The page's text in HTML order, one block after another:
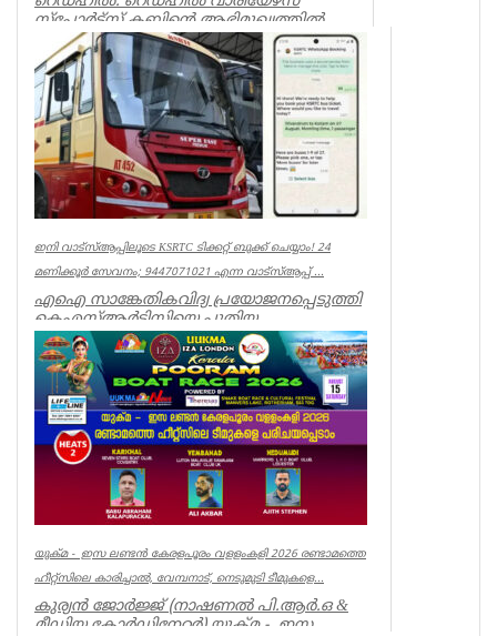
സ്പോർട്സ് ക്ലബ്ബിന്റെ ആഭിമുഖ്യത്തിൽ
സംഘടിപ്പിക്കുന്ന ‘വാരിയേഴ്സ് കപ...
Associations
ഇനി വാട്‌സ്ആപ്പിലൂടെ KSRTC ടിക്കറ്റ് ബുക്ക് ചെയ്യാം! 24
മണിക്കൂർ സേവനം; 9447071021 എന്ന വാട്സ്ആപ്പ് ...
എഐ സാങ്കേതികവിദ്യ പ്രയോജനപ്പെടുത്തി
കെഎസ്ആർടിസിയെ പുതിയ
യുഗത്തിലേക്ക് നയിക്കുകയാണ് ലക്ഷ്യമെന്ന്
ഗതാ...
Kerala
യുക്മ - ഇസ ലണ്ടൻ കേരളപൂരം വളളംകളി 2026 രണ്ടാമത്തെ
ഹീറ്റ്സിലെ കാരിച്ചാൽ, വേമ്പനാട്, നെടുമുടി ടീമുകളെ...
കുര്യൻ ജോർജ്ജ് (നാഷണൽ പി.ആർ.ഒ &
മീഡിയ കോർഡിനേറ്റർ) യുക്മ - ഇസ